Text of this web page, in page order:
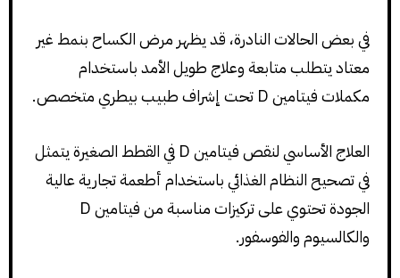
في بعض الحالات النادرة، قد يظهر مرض الكساح بنمط غير
معتاد يتطلب متابعة وعلاج طويل الأمد باستخدام
مكملات فيتامين D تحت إشراف طبيب بيطري متخصص.
العلاج الأساسي لنقص فيتامين D في القطط الصغيرة يتمثل
في تصحيح النظام الغذائي باستخدام أطعمة تجارية عالية
الجودة تحتوي على تركيزات مناسبة من فيتامين D
والكالسيوم والفوسفور.